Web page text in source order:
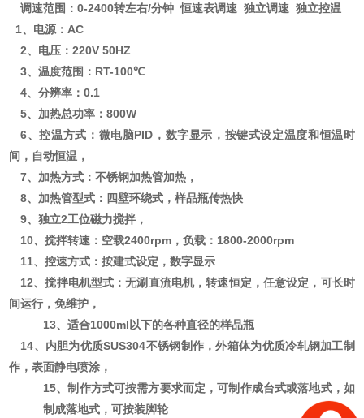
调速范围：0-2400转左右/分钟恒速表调速 独立调速 独立控温
1、电源：AC
2、电压：220V 50HZ
3、温度范围：RT-100℃
4、分辨率：0.1
5、加热总功率：800W
6、控温方式：微电脑PID，数字显示，按键式设定温度和恒温时
间，自动恒温，
7、加热方式：不锈钢加热管加热，
8、加热管型式：四壁环绕式，样品瓶传热快
9、独立2工位磁力搅拌，
10、搅拌转速：空载2400rpm，负载：1800-2000rpm
11、控速方式：按建式设定，数字显示
12、搅拌电机型式：无涮直流电机，转速恒定，任意设定，可长时
间运行，免维护，
13、适合1000ml以下的各种直径的样品瓶
14、内胆为优质SUS304不锈钢制作，外箱体为优质冷轧钢加工制
作，表面静电喷涂，
15、制作方式可按需方要求而定，可制作成台式或落地式，如
制成落地式，可按装脚轮